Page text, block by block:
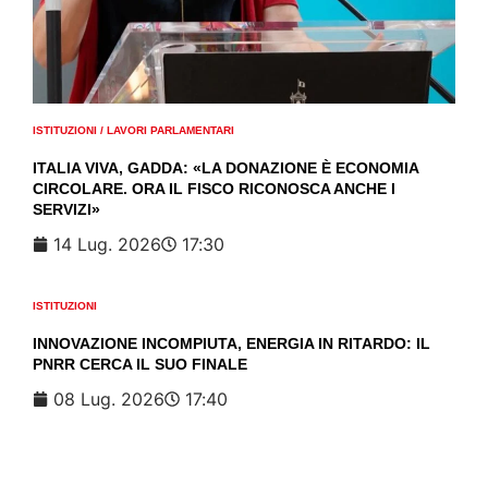
ISTITUZIONI / LAVORI PARLAMENTARI
ITALIA VIVA, GADDA: «LA DONAZIONE È ECONOMIA
CIRCOLARE. ORA IL FISCO RICONOSCA ANCHE I
SERVIZI»
14 Lug. 2026 17:30
ISTITUZIONI
INNOVAZIONE INCOMPIUTA, ENERGIA IN RITARDO: IL
PNRR CERCA IL SUO FINALE
08 Lug. 2026 17:40